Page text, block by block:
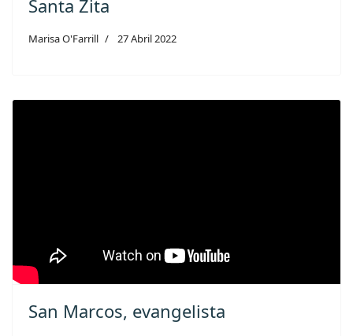
Santa Zita
Marisa O'Farrill 27 Abril 2022
San Marcos, evangelista